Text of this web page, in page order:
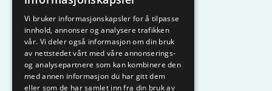
Belysning Lysstyring
Varmestyring Vannstopp
Frostsikring Smarthus – OP
Vi bruker informasjonskapsler for å tilpasse
innhold, annonser og analysere trafikken
vår. Vi deler også informasjon om din bruk
av nettstedet vårt med våre annonserings-
og analysepartnere som kan kombinere den
med annen informasjon du har gitt dem
eller som de har samlet inn fra din bruk av